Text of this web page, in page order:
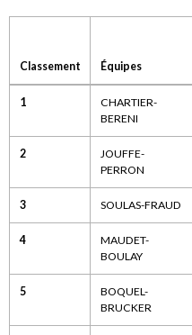
Classement Équipes
1
CHARTIER-
BERENI
2
JOUFFE-
PERRON
3 SOULAS-FRAUD
4
MAUDET-
BOULAY
5
BOQUEL-
BRUCKER